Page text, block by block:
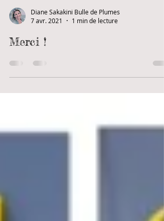
Diane Sakakini Bulle de Plumes
7 avr. 2021
Merci !